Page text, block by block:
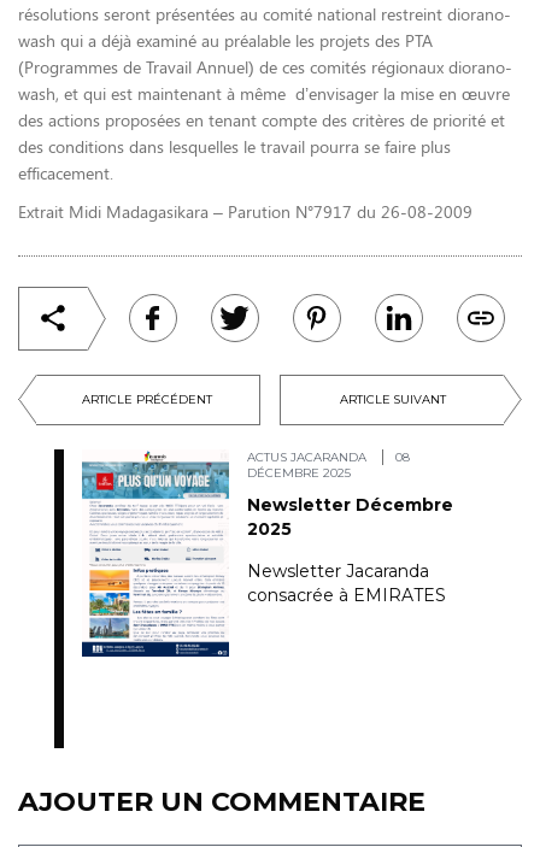
ARTICLE PRÉCÉDENT ARTICLE SUIVANT
ACTUS JACARANDA
08
DÉCEMBRE 2025
Newsletter Décembre
2025
Newsletter Jacaranda
consacrée à EMIRATES
résolutions seront présentées au comité national restreint diorano-
wash qui a déjà examiné au préalable les projets des PTA
(Programmes de Travail Annuel) de ces comités régionaux diorano-
wash, et qui est maintenant à même d’envisager la mise en œuvre
des actions proposées en tenant compte des critères de priorité et
des conditions dans lesquelles le travail pourra se faire plus
efficacement.
Extrait Midi Madagasikara – Parution N°7917 du 26-08-2009
AJOUTER UN COMMENTAIRE